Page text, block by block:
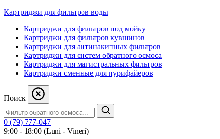
Картриджи для фильтров воды
Картриджи для фильтров под мойку
Картриджи для фильтров кувшинов
Картриджи для антинакипных фильтров
Картриджи для систем обратного осмоса
Картриджи для магистральных фильтров
Картриджи сменные для пурифайеров
Поиск
0 (79) 777-047
9:00 - 18:00 (Luni - Vineri)